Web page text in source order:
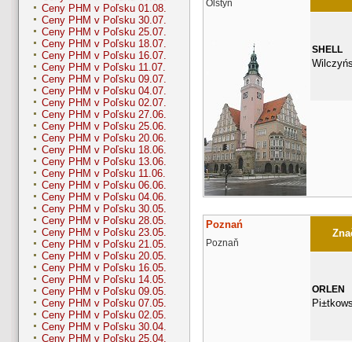
Ceny PHM v Poľsku 01.08.
Ceny PHM v Poľsku 30.07.
Ceny PHM v Poľsku 25.07.
Ceny PHM v Poľsku 18.07.
Ceny PHM v Poľsku 16.07.
Ceny PHM v Poľsku 11.07.
Ceny PHM v Poľsku 09.07.
Ceny PHM v Poľsku 04.07.
Ceny PHM v Poľsku 02.07.
Ceny PHM v Poľsku 27.06.
Ceny PHM v Poľsku 25.06.
Ceny PHM v Poľsku 20.06.
Ceny PHM v Poľsku 18.06.
Ceny PHM v Poľsku 13.06.
Ceny PHM v Poľsku 11.06.
Ceny PHM v Poľsku 06.06.
Ceny PHM v Poľsku 04.06.
Ceny PHM v Poľsku 30.05.
Ceny PHM v Poľsku 28.05.
Ceny PHM v Poľsku 23.05.
Ceny PHM v Poľsku 21.05.
Ceny PHM v Poľsku 20.05.
Ceny PHM v Poľsku 16.05.
Ceny PHM v Poľsku 14.05.
Ceny PHM v Poľsku 09.05.
Ceny PHM v Poľsku 07.05.
Ceny PHM v Poľsku 02.05.
Ceny PHM v Poľsku 30.04.
Ceny PHM v Poľsku 25.04.
Olštýn
SHELL
Poznań
Poznaň
ORLEN